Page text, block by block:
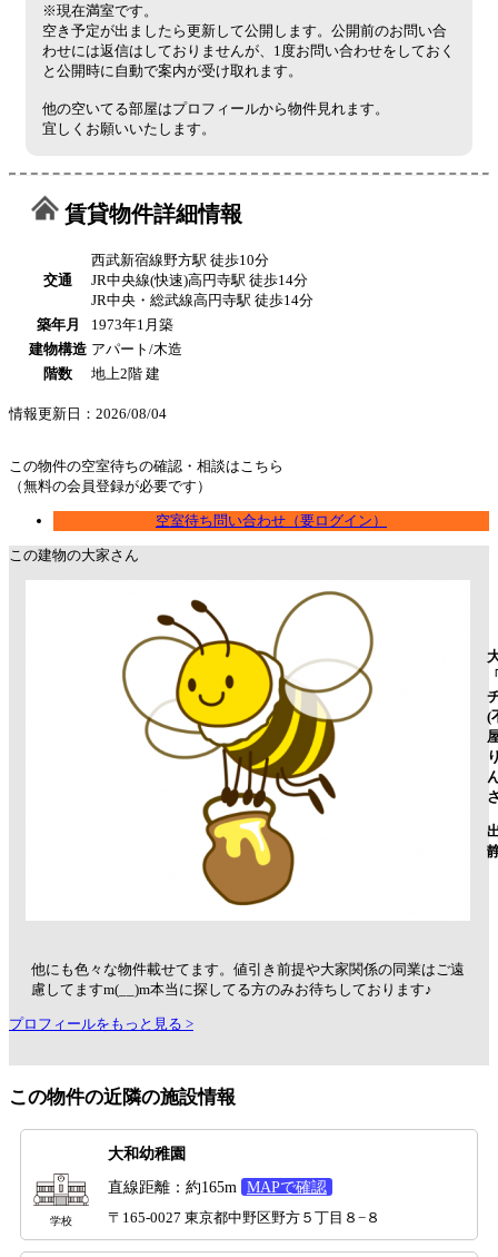
※現在満室です。
空き予定が出ましたら更新して公開します。公開前のお問い合
わせには返信はしておりませんが、1度お問い合わせをしておく
と公開時に自動で案内が受け取れます。
他の空いてる部屋はプロフィールから物件見れます。
宜しくお願いいたします。
賃貸物件詳細情報
交通
西武新宿線野方駅 徒歩10分
JR中央線(快速)高円寺駅 徒歩14分
JR中央・総武線高円寺駅 徒歩14分
築年月
1973年1月築
建物構造 アパート/木造
階数
地上2階 建
情報更新日：2026/08/04
この物件の空室待ちの確認・相談はこちら
（無料の会員登録が必要です）
空室待ち問い合わせ（要ログイン）
この建物の大家さん
(
他にも色々な物件載せてます。値引き前提や大家関係の同業はご遠
慮してますm(__)m本当に探してる方のみお待ちしております♪
プロフィールをもっと見る >
この物件の近隣の施設情報
学校
大和幼稚園
直線距離：約165m
MAPで確認
〒165-0027 東京都中野区野方５丁目８−８